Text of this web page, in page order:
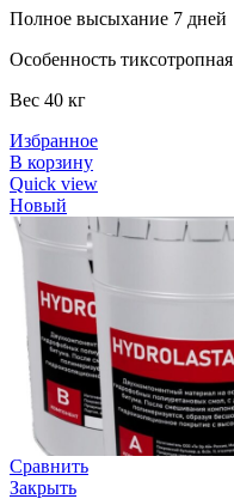
Полное высыхание 7 дней
Особенность тиксотропная
Вес 40 кг
Избранное
В корзину
Quick view
Новый
Сравнить
Закрыть